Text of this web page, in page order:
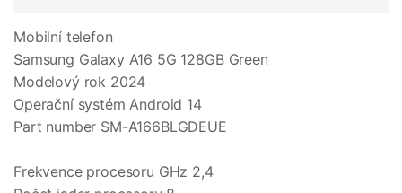
Mobilní telefon
Samsung Galaxy A16 5G 128GB Green
Modelový rok 2024
Operační systém Android 14
Part number SM-A166BLGDEUE
Frekvence procesoru GHz 2,4